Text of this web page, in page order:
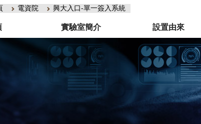
電資院 興大入口-單一簽入系統
實驗室簡介 設置由來